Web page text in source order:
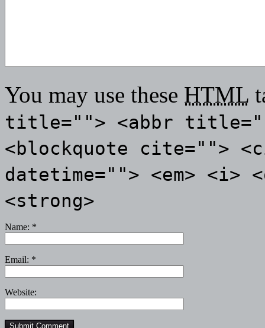
You may use these HTML
title=""> <abbr
<blockquote cite="">
datetime=""> <em> <i>
<strong>
Name: *
Email: *
Website: